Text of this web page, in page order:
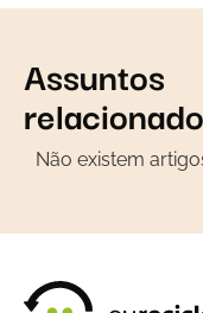
Assuntos
Não existem